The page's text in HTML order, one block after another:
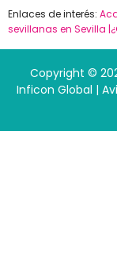
Enlaces de interés:
sevillanas en Sevilla
Copyright ©
Inficon Global |